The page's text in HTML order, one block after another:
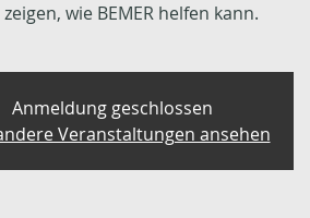
wie BEMER helfen kann.
Anmeldung geschlossen
Veranstaltungen ansehen